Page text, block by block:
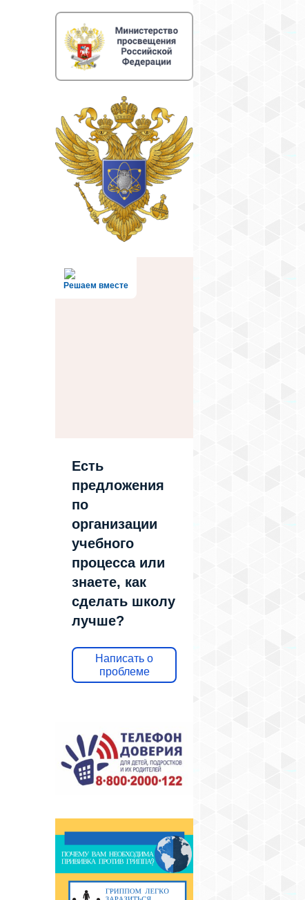
Решаем вместе
Есть
предложения
по
организации
учебного
процесса или
знаете, как
сделать школу
лучше?
Написать о
проблеме